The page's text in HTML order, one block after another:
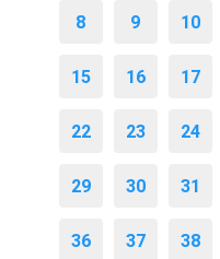
8 9 10
15 16 17
22 23 24
29 30 31
36 37 38